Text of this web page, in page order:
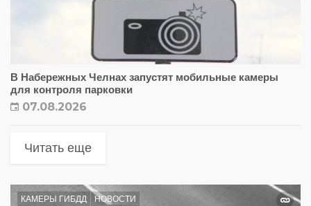
В Набережных Челнах запустят мобильные камеры
для контроля парковки
07.08.2026
Читать еще
КАМЕРЫ ГИБДД НОВОСТИ